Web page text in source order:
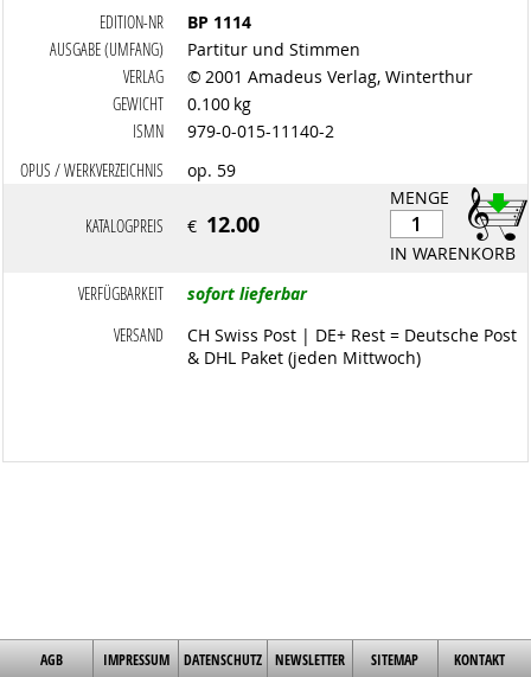
EDITION-NR
BP 1114
AUSGABE (UMFANG)
Partitur und Stimmen
VERLAG
© 2001 Amadeus Verlag, Winterthur
GEWICHT
0.100 kg
ISMN
979-0-015-11140-2
OPUS / WERKVERZEICHNIS
op. 59
MENGE
IN WARENKORB
KATALOGPREIS € 12.00
VERFÜGBARKEIT
sofort lieferbar
VERSAND
CH Swiss Post | DE+ Rest = Deutsche Post
& DHL Paket (jeden Mittwoch)
AGB IMPRESSUM DATENSCHUTZ NEWSLETTER SITEMAP KONTAKT